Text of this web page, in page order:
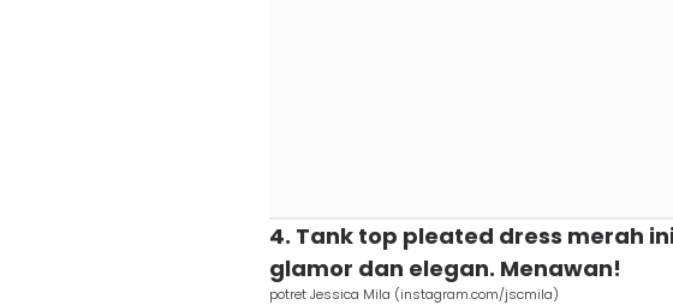
4. Tank top pleated dress merah
glamor dan elegan. Menawan!
potret Jessica Mila (instagram.com/jscmila)